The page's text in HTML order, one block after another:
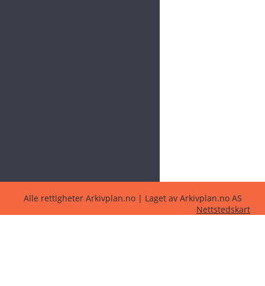
Alle rettigheter Arkivplan.no | Laget av Arkivplan.no AS
Nettstedskart